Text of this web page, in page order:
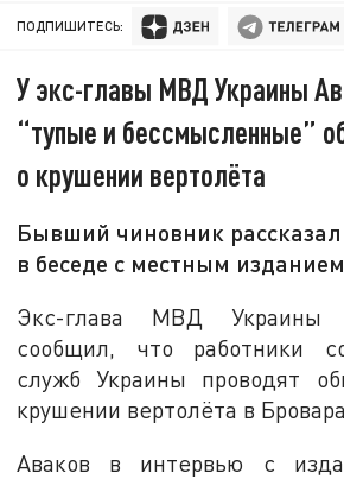
ПОДПИШИТЕСЬ:
У экс-главы МВД Украины
“тупые и бессмысленные”
о крушении вертолёта
Бывший чиновник
в беседе с местным
Экс-глава МВД Украины
сообщил, что работники
служб Украины проводят
крушении вертолёта в
Аваков в интервью с